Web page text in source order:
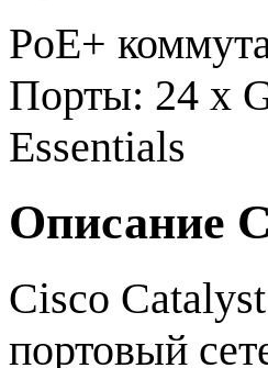
PoE+
Порты: 24 x
Essentials
Описание
Cisco
портовый